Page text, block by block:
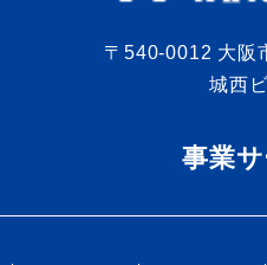
〒540-0012 大阪
城西
事業